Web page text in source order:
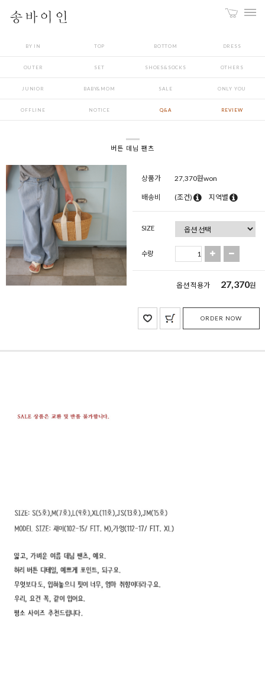
BY IN TOP BOTTOM DRESS
OUTER SET SHOES&SOCKS OTHERS
JUNIOR BABY&MOM SALE ONLY YOU
OFFLINE NOTICE Q&A REVIEW
버튼 데님 팬츠
상품가 27,370원won
배송비 (조건) 지역별
SIZE
수량
옵션 적용가 27,370원
ORDER NOW